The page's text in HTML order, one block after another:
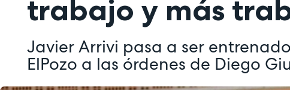
trabajo y más
Javier Arrivi pasa a ser
ElPozo a las órdenes de Diego